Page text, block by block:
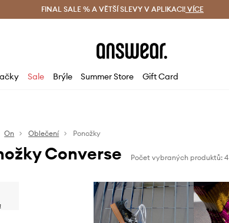
zdarma (od 1800 Kč) Doručení i do 24 h
FINAL SALE % A VĚTŠÍ SLEVY V APLIKACI! VÍCE
Sale Brýle Summer Store Gift Card
On Oblečení Ponožky
Converse Počet vybraných produktů: 4